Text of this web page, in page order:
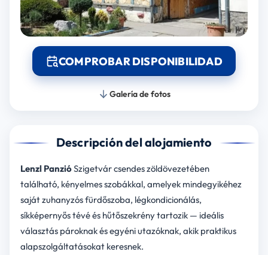
COMPROBAR DISPONIBILIDAD
Galería de fotos
Descripción del alojamiento
Lenzl PanzióSzigetvár csendes zöldövezetében
található, kényelmes szobákkal, amelyek mindegyikéhez
saját zuhanyzós fürdőszoba, légkondicionálás,
síkképernyős tévé és hűtőszekrény tartozik — ideális
választás pároknak és egyéni utazóknak, akik praktikus
alapszolgáltatásokat keresnek.